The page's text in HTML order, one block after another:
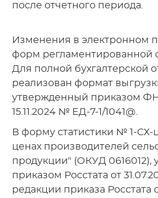
после отчетного периода.
Изменения в электронном
форм регламентированной
Для полной бухгалтерской
реализован формат
утвержденный приказом
15.11.2024 № ЕД-7-1/1041@.
В форму статистики № 1-
ценах производителей
продукции" (ОКУД 0616012),
приказом Росстата от
редакции приказа Росстата